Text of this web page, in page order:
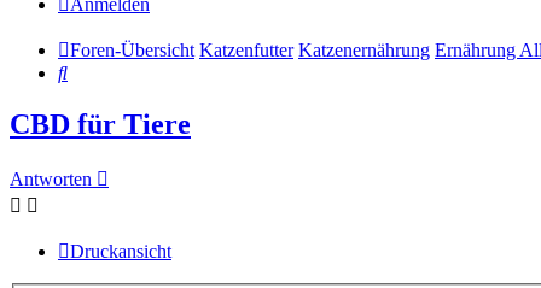
Anmelden
Foren-Übersicht Katzenfutter Katzenernährung Ernährung
Suche
CBD für Tiere
Antworten
Druckansicht